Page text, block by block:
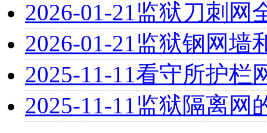
2026-01-21监狱刀刺网
2026-01-21监狱钢网墙
2025-11-11看守所护栏
2025-11-11监狱隔离网